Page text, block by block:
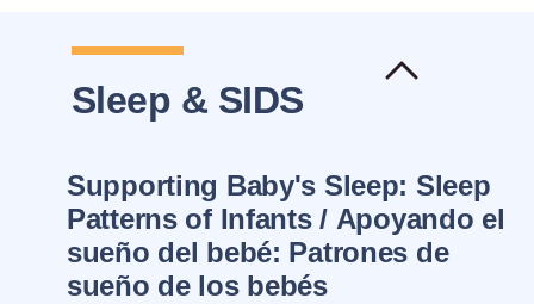
Sleep & SIDS
Supporting Baby's Sleep: Sleep
Patterns of Infants / Apoyando el
sueño del bebé: Patrones de
sueño de los bebés